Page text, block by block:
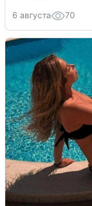
6 августа 70